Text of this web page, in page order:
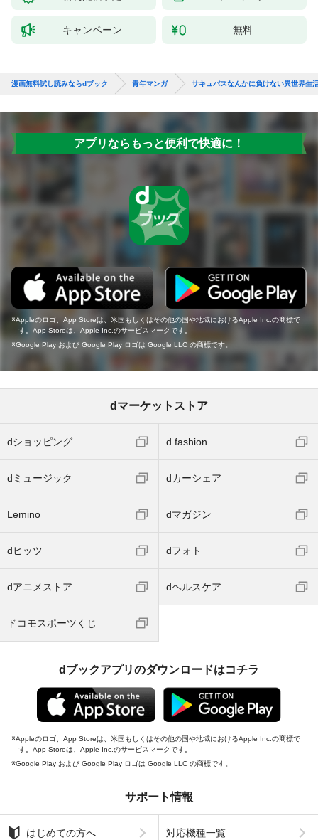
キャンペーン 無料
漫画無料試し読みならdブック 青年マンガ サキュバスなんかに負けない異世界生
アプリならもっと便利で快適に！
Appleのロゴ、App Storeは、米国もしくはその他の国や地域におけるApple Inc.の商標で
す。App Storeは、Apple Inc.のサービスマークです。
Google Play および Google Play ロゴは Google LLC の商標です。
dマーケットストア
dショッピング d fashion
dミュージック dカーシェア
Lemino dマガジン
dヒッツ dフォト
dアニメストア dヘルスケア
ドコモスポーツくじ
dブックアプリのダウンロードはコチラ
Appleのロゴ、App Storeは、米国もしくはその他の国や地域におけるApple Inc.の商標で
す。App Storeは、Apple Inc.のサービスマークです。
Google Play および Google Play ロゴは Google LLC の商標です。
サポート情報
はじめての方へ 対応機種一覧